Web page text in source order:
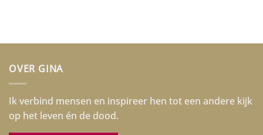
OVER GINA
Ik verbind mensen en inspireer hen tot een andere kijk
op het leven én de dood.